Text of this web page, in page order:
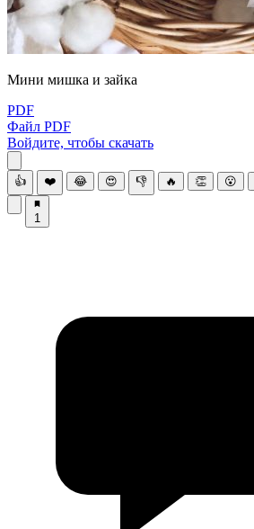
Μини мишка и зайка
PDF
Файл PDF
Войдите, чтобы скачать
👍 ❤️ 😂 😍 👎 🔥 👏 😮
1